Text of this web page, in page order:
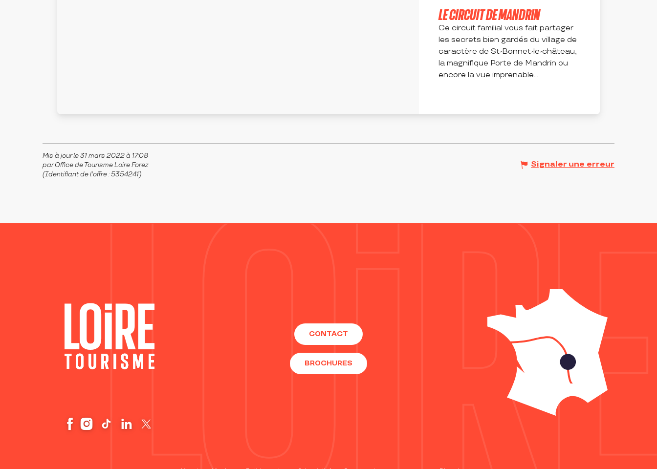
LE CIRCUIT DE MANDRIN
Ce circuit familial vous fait partager
les secrets bien gardés du village de
caractère de St-Bonnet-le-château,
la magnifique Porte de Mandrin ou
encore la vue imprenable...
Mis à jour le 31 mars 2022 à 17:08
par Office de Tourisme Loire Forez
(Identifiant de l'offre : 5354241)
Signaler une erreur
CONTACT
BROCHURES